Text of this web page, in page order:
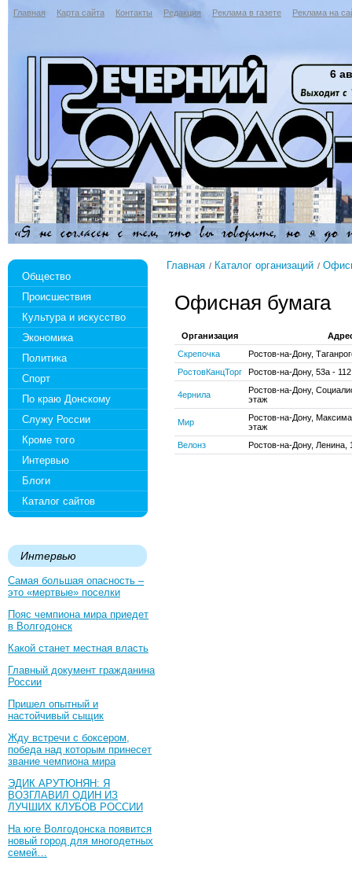
Главная Карта сайта Контакты Редакция Реклама в газете Реклама на
6
Общество
Происшествия
Культура и искусство
Экономика
Политика
Спорт
По краю Донскому
Служу России
Кроме того
Интервью
Блоги
Каталог сайтов
Интервью
Самая большая опасность –
это «мертвые» поселки
Пояс чемпиона мира приедет
в Волгодонск
Какой станет местная власть
Главный документ гражданина
России
Пришел опытный и
настойчивый сыщик
Жду встречи с боксером,
победа над которым принесет
звание чемпиона мира
ЭДИК АРУТЮНЯН: Я
ВОЗГЛАВИЛ ОДИН ИЗ
ЛУЧШИХ КЛУБОВ РОССИИ
На юге Волгодонска появится
новый город для многодетных
семей…
Главная Каталог организаций
Офисная бумага
Организация
Скрепочка
Ростов-на-Дону,
РостовКанцТорг
Ростов-на-Дону, 53а -
4ернила
Ростов-на-Дону,
этаж
Мир
Ростов-на-Дону, Максима
этаж
Велонз
Ростов-на-Дону, Ленина,